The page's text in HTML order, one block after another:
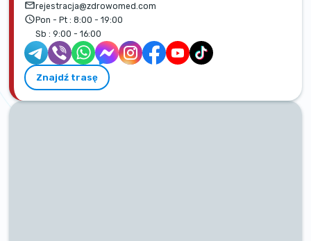
rejestracja@zdrowomed.com
Pon - Pt : 8:00 - 19:00
Sb : 9:00 - 16:00
Znajdź trasę